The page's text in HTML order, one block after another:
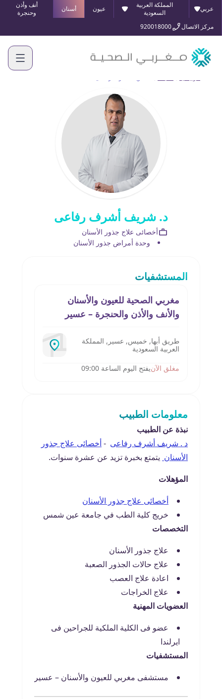
عربي
المملكة العربية
السعودية
عيون أسنان
أنف وأذن
وحنجرة
مركز الاتصال
920018000
د. شريف أشرف رفاعى
أخصائى علاج جذور الأسنان
وحدة أمراض جذور الأسنان
المستشفيات
مغربي الصحية للعيون والأسنان
والأنف والأذن والحنجرة – عسير
طريق أبها, خميس, عسير, المملكة
العربية السعودية
مغلق الآنيفتح اليوم الساعة 09:00
معلومات الطبيب
نبذة عن الطبيب
د . شريف أشرف رفاعى -أخصائى علاج جذور
الأسنان يتمتع بخبرة تزيد عن عشرة سنوات.
المؤهلات
أخصائى علاج جذور الأسنان
خريج كلية الطب في جامعة عين شمس
التخصصات
علاج جذور الأسنان
علاج حالات الجذور الصعبة
اعادة علاج العصب
علاج الخراجات
العضويات المهنية
عضو فى الكلية الملكية للجراحين فى
ايرلندا
المستشفيات
مستشفى مغربي للعيون والأسنان – عسير